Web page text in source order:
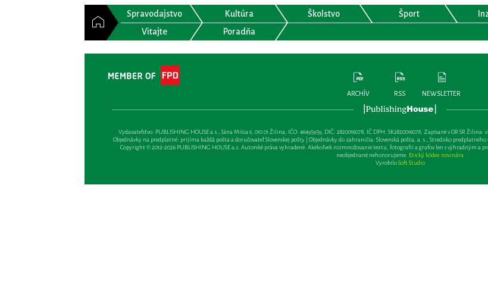
Spravodajstvo Kultúra Školstvo Šport
Vitajte
Poradňa
ARCHÍV RSS NEWSLETTER
Vydavateľsťvo: PUBLISHING HOUSE a.s., Jána Milca 6, 010 01 Žilina, IČO: 46495959, DIČ: 2820016078, IČ DPH: SK2820016078, Zapísané v OR SR
Objednávky na predplatné: prijíma každá pošta a doručovateľ Slovenskej pošty | Objednávky do zahraničia: Slovenská pošta, a. s., Stredisko
Copyright © 2012-2026 PUBLISHING HOUSE a.s. Autorské práva vyhradené. Akékoľvek rozmnožovanie textu, fotografií a grafov len s výhradným a
neobjednané nehonorujeme. Etický kódex novinára
VyrobiloSoft Studio